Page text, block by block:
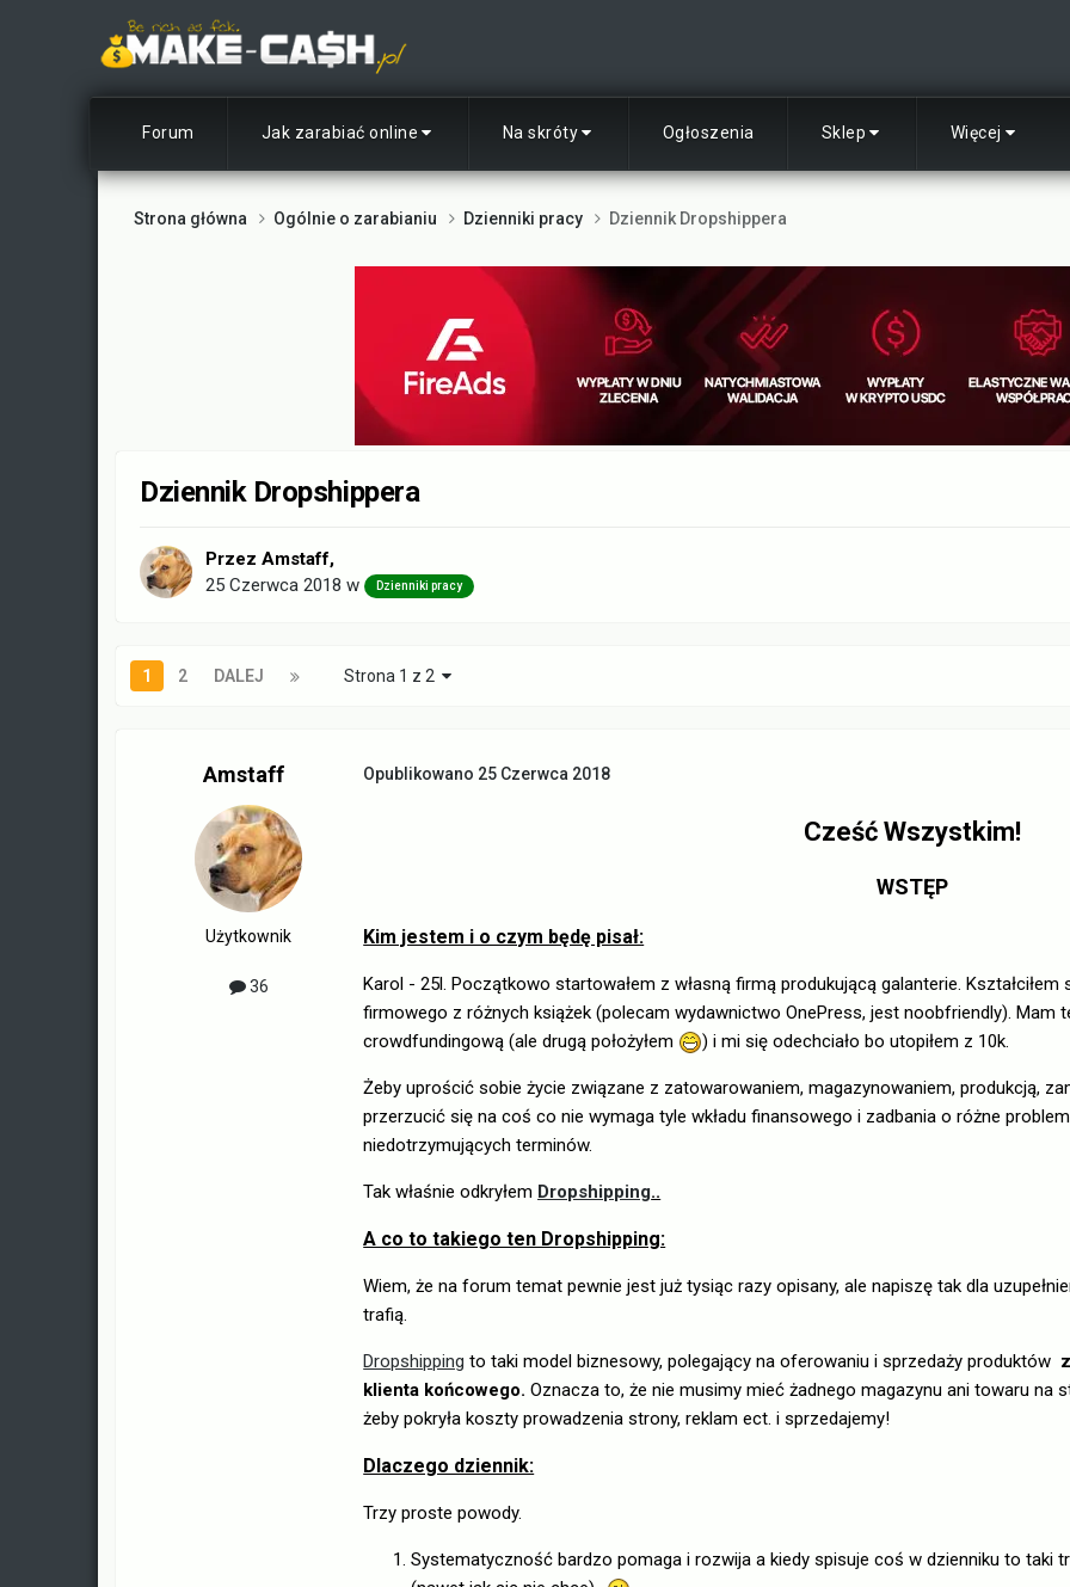
Forum Jak zarabiać online Na skróty Ogłoszenia Sklep Więcej
Strona główna Ogólnie o zarabianiu Dzienniki pracy Dziennik Dropshippera
Dziennik Dropshippera
PrzezAmstaff,
25 Czerwca 2018 w Dzienniki pracy
1 2 DALEJ Strona 1 z 2
Amstaff
Użytkownik
36
Opublikowano 25 Czerwca 2018
Cześć Wszystkim!
WSTĘP
Kim jestem i o czym będę pisał:
Karol - 25l. Początkowo startowałem z własną firmą produkującą galanterie.
firmowego z różnych książek (polecam wydawnictwo OnePress, jest noobfriendly). Mam
crowdfundingową (ale drugą położyłem
) i mi się odechciało bo utopiłem z 10k.
Żeby uprościć sobie życie związane z zatowarowaniem, magazynowaniem, produkcją,
przerzucić się na coś co nie wymaga tyle wkładu finansowego i zadbania o różne
niedotrzymujących terminów.
Tak właśnie odkryłem Dropshipping..
A co to takiego ten Dropshipping:
Wiem, że na forum temat pewnie jest już tysiąc razy opisany, ale napiszę tak dla
trafią.
Dropshipping to taki model biznesowy, polegający na oferowaniu i sprzedaży produktów
klienta końcowego.Oznacza to, że nie musimy mieć żadnego magazynu ani towaru na
żeby pokryła koszty prowadzenia strony, reklam ect. i sprzedajemy!
Dlaczego dziennik:
Trzy proste powody.
Systematyczność bardzo pomaga i rozwija a kiedy spisuje coś w dzienniku to taki